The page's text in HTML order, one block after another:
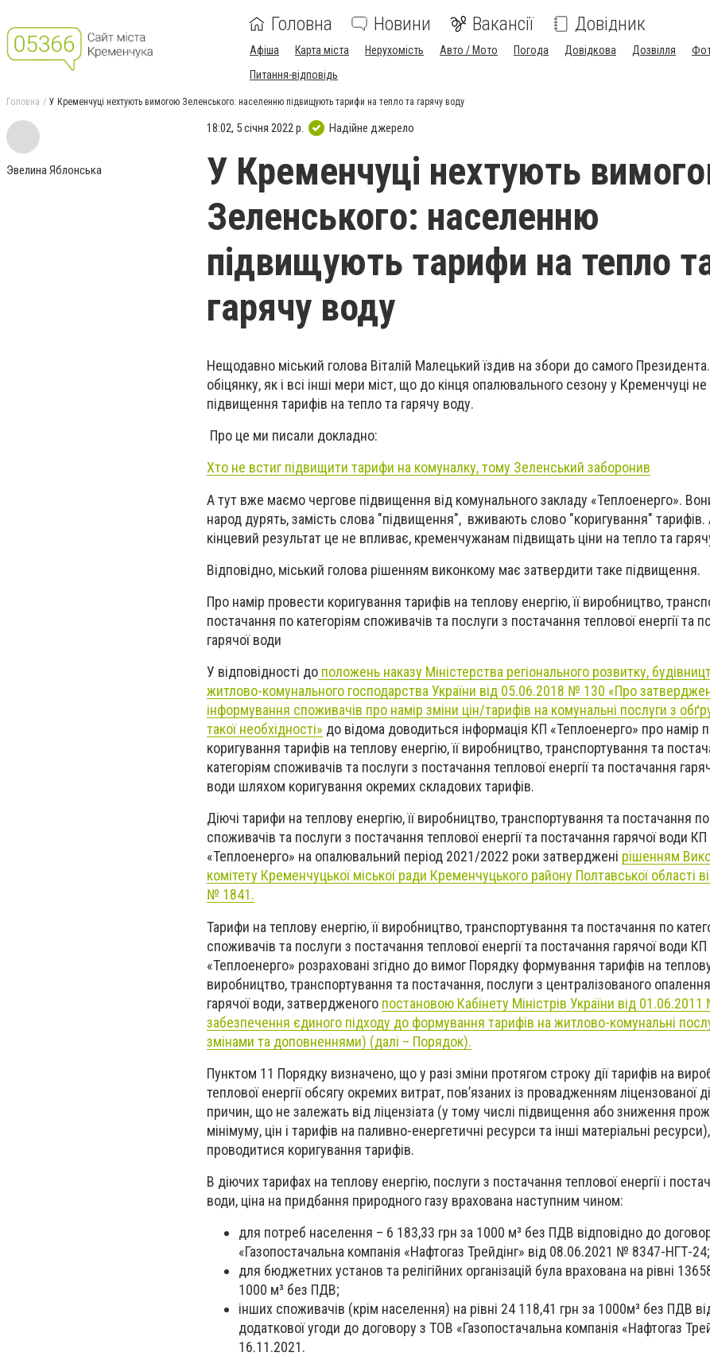
Головна Новини Вакансії Довідник
Афіша Карта міста Нерухомість Авто / Мото Погода Довідкова Дозвілля
Питання-відповідь
Головна У Кременчуці нехтують вимогою Зеленського: населенню підвищують тарифи на тепло та гарячу воду
Эвелина Яблонська
18:02, 5 січня 2022 р. Надійне джерело
У Кременчуці нехтують
Зеленського: населенню
підвищують тарифи на тепло
гарячу воду
Нещодавно міський голова Віталій Малецький їздив на збори до самого
обіцянку, як і всі інші мери міст, що до кінця опалювального сезону у Кременчуці
підвищення тарифів на тепло та гарячу воду.
Про це ми писали докладно:
Хто не встиг підвищити тарифи на комуналку, тому Зеленський заборонив
А тут вже маємо чергове підвищення від комунального закладу «Теплоенерго».
народ дурять, замість слова "підвищення", вживають слово "коригування" тарифів.
кінцевий результат це не впливає, кременчужанам підвищать ціни на тепло та
Відповідно, міський голова рішенням виконкому має затвердити таке підвищення.
Про намір провести коригування тарифів на теплову енергію, її виробництво,
постачання по категоріям споживачів та послуги з постачання теплової енергії та
гарячої води
У відповідності до положень наказу Міністерства регіонального розвитку,
житлово-комунального господарства України від 05.06.2018 № 130 «Про
інформування споживачів про намір зміни цін/тарифів на комунальні послуги з
такої необхідності» до відома доводиться інформація КП «Теплоенерго» про намір
коригування тарифів на теплову енергію, її виробництво, транспортування та
категоріям споживачів та послуги з постачання теплової енергії та постачання
води шляхом коригування окремих складових тарифів.
Діючі тарифи на теплову енергію, її виробництво, транспортування та постачання по
споживачів та послуги з постачання теплової енергії та постачання гарячої води КП
«Теплоенерго» на опалювальний період 2021/2022 роки затверджені рішенням
комітету Кременчуцької міської ради Кременчуцького району Полтавської області
№ 1841.
Тарифи на теплову енергію, її виробництво, транспортування та постачання по
споживачів та послуги з постачання теплової енергії та постачання гарячої води КП
«Теплоенерго» розраховані згідно до вимог Порядку формування тарифів на теплову
виробництво, транспортування та постачання, послуги з централізованого
гарячої води, затвердженого постановою Кабінету Міністрів України від
забезпечення єдиного підходу до формування тарифів на житлово-комунальні
змінами та доповненнями) (далі – Порядок).
Пунктом 11 Порядку визначено, що у разі зміни протягом строку дії тарифів на
теплової енергії обсягу окремих витрат, пов’язаних із провадженням ліцензованої
причин, що не залежать від ліцензіата (у тому числі підвищення або зниження
мінімуму, цін і тарифів на паливно-енергетичні ресурси та інші матеріальні
проводитися коригування тарифів.
В діючих тарифах на теплову енергію, послуги з постачання теплової енергії і
води, ціна на придбання природного газу врахована наступним чином:
для потреб населення – 6 183,33 грн за 1000 м³ без ПДВ відповідно до
«Газопостачальна компанія «Нафтогаз Трейдінг» від 08.06.2021 № 8347-НГТ-24;
для бюджетних установ та релігійних організацій була врахована на рівні 13
1000 м³ без ПДВ;
інших споживачів (крім населення) на рівні 24 118,41 грн за 1000м³ без ПДВ
додаткової угоди до договору з ТОВ «Газопостачальна компанія «Нафтогаз
16.11.2021.